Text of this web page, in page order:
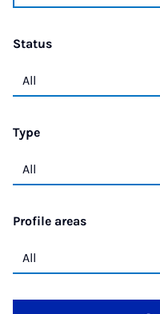
Status
Type
Profile areas